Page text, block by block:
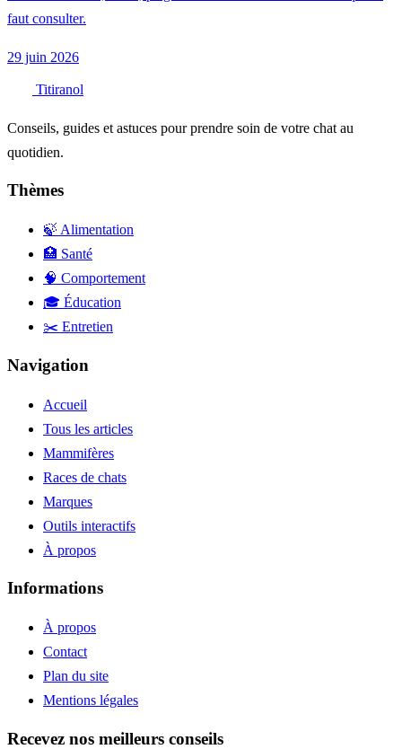
faut consulter.
29 juin 2026
Titiranol
Conseils, guides et astuces pour prendre soin de votre chat au
quotidien.
Thèmes
🍃 Alimentation
🏥 Santé
🧠 Comportement
🎓 Éducation
✂️ Entretien
Navigation
Accueil
Tous les articles
Mammifères
Races de chats
Marques
Outils interactifs
À propos
Informations
À propos
Contact
Plan du site
Mentions légales
Recevez nos meilleurs conseils